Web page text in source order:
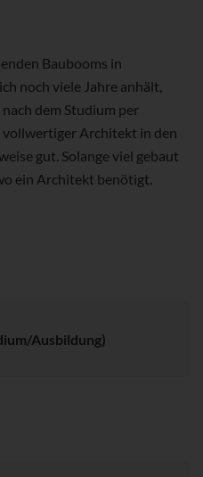
Baubooms in
noch viele Jahre anhält,
dem Studium per
vollwertiger Architekt in den
gut. Solange viel gebaut
ein Architekt benötigt.
Ausbildung)